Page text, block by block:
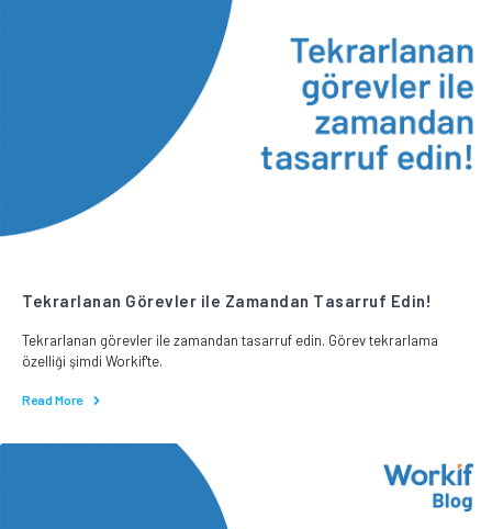
Tekrarlanan Görevler ile Zamandan Tasarruf Edin!
Tekrarlanan görevler ile zamandan tasarruf edin. Görev tekrarlama
özelliği şimdi Workif'te.
Read More